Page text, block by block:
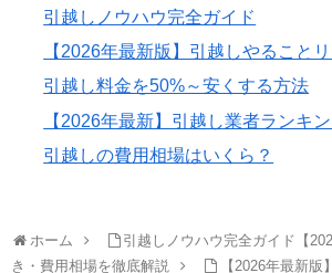
引越しノウハウ完全ガイド
【2026年最新版】引越しやること
引越し料金を50%～安くする方法
【2026年最新】引越し業者ランキ
引越しの費用相場はいくら？
ホーム
引越しノウハウ完全ガイド【
き・費用相場を徹底解説
【2026年最新版